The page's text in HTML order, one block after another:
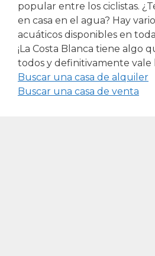
popular entre los ciclistas.
en casa en el agua? Hay
acuáticos disponibles en
¡La Costa Blanca tiene algo
todos y definitivamente vale
Buscar una casa de alquiler
Buscar una casa de venta